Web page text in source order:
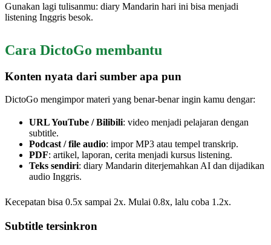
Gunakan lagi tulisanmu: diary Mandarin hari ini bisa menjadi
listening Inggris besok.
Cara DictoGo membantu
Konten nyata dari sumber apa pun
DictoGo mengimpor materi yang benar-benar ingin kamu dengar:
URL YouTube / Bilibili: video menjadi pelajaran dengan
subtitle.
Podcast / file audio: impor MP3 atau tempel transkrip.
PDF: artikel, laporan, cerita menjadi kursus listening.
Teks sendiri: diary Mandarin diterjemahkan AI dan dijadikan
audio Inggris.
Kecepatan bisa 0.5x sampai 2x. Mulai 0.8x, lalu coba 1.2x.
Subtitle tersinkron